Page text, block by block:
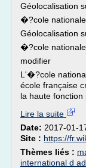
Géolocalisation
�?cole
Géolocalisation
�?cole
modifier
L'�?cole
école française
la haute fonction
Lire la suite
Date: 2017-01-
Site : https://
Thèmes liés :
international d